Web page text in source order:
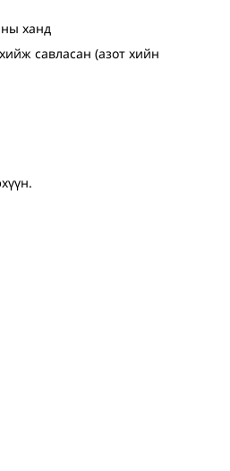
ханд
савласан (азот хийн